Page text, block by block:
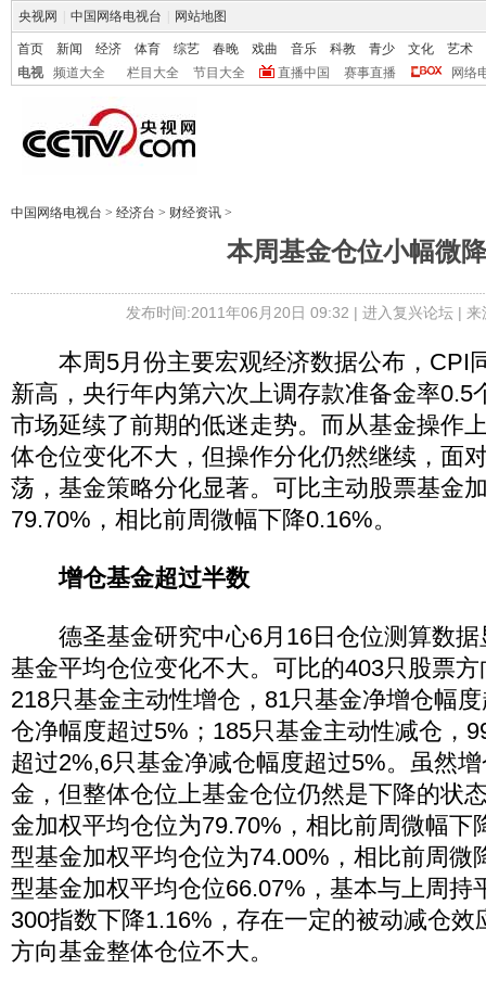
央视网 中国网络电视台 网站地图
首页 新闻 经济 体育 综艺 春晚 戏曲 音乐 科教 青少 文化
艺术
电视
频道大全 栏目大全 节目大全 直播中国 赛事直播 网络
中国网络电视台 > 经济台 > 财经资讯 >
本周基金仓位小幅微降
发布时间:2011年06月20日 09:32 | 进入复兴论坛| 来
本周5月份主要宏观经济数据公布，CPI
新高，央行年内第六次上调存款准备金率0.5
市场延续了前期的低迷走势。而从基金操作
体仓位变化不大，但操作分化仍然继续，面
荡，基金策略分化显著。可比主动股票基金
79.70%，相比前周微幅下降0.16%。
增仓基金超过半数
德圣基金研究中心6月16日仓位测算数据
基金平均仓位变化不大。可比的403只股票
218只基金主动性增仓，81只基金净增仓幅
仓净幅度超过5%；185只基金主动性减仓，
超过2%,6只基金净减仓幅度超过5%。虽然
金，但整体仓位上基金仓位仍然是下降的状
金加权平均仓位为79.70%，相比前周微幅下
型基金加权平均仓位为74.00%，相比前周微
型基金加权平均仓位66.07%，基本与上周持
300指数下降1.16%，存在一定的被动减仓效
方向基金整体仓位不大。